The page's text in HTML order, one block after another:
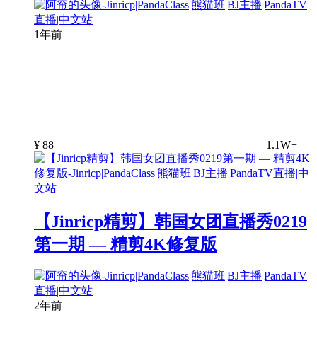
1年前
¥ 88 1.1W+
【Jinricp精剪】韩国女团直播秀0219
第一期 — 精剪4K修复版
2年前